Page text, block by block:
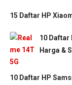
15 Daftar HP
10 Daftar
Harga &
10 Daftar HP